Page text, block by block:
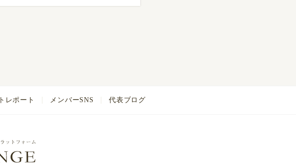
レポート メンバーSNS 代表ブログ